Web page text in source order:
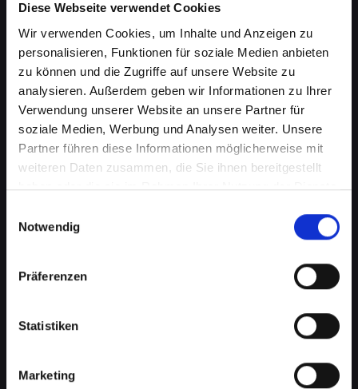
Diese Webseite verwendet Cookies
Wir verwenden Cookies, um Inhalte und Anzeigen zu
personalisieren, Funktionen für soziale Medien anbieten
zu können und die Zugriffe auf unsere Website zu
analysieren. Außerdem geben wir Informationen zu Ihrer
Verwendung unserer Website an unsere Partner für
soziale Medien, Werbung und Analysen weiter. Unsere
Partner führen diese Informationen möglicherweise mit
weiteren Daten zusammen, die Sie ihnen bereitgestellt
haben oder die sie im Rahmen Ihrer Nutzung der Dienste
Notwendig
Präferenzen
Statistiken
Marketing
Mikrofondefekt bei Ihrem
IPHONE-XS in Abtenau? Lassen
Sie es jetzt reparieren
Ein defektes Mikrofon kann Ihre Fähigkeit, an
Telefongesprächen teilzunehmen, erheblich
beeinträchtigen. Dies kann besonders störend
sein, wenn Sie auf Ihr IPHONE-XS für wichtige